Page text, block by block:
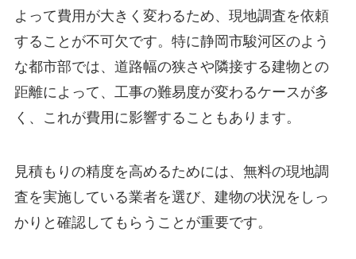
よって費用が大きく変わるため、現地調査を依頼
することが不可欠です。特に静岡市駿河区のよう
な都市部では、道路幅の狭さや隣接する建物との
距離によって、工事の難易度が変わるケースが多
く、これが費用に影響することもあります。
見積もりの精度を高めるためには、無料の現地調
査を実施している業者を選び、建物の状況をしっ
かりと確認してもらうことが重要です。